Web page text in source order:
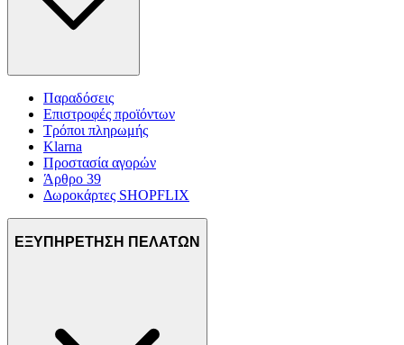
Παραδόσεις
Επιστροφές προϊόντων
Τρόποι πληρωμής
Klarna
Προστασία αγορών
Άρθρο 39
Δωροκάρτες SHOPFLIX
ΕΞΥΠΗΡΕΤΗΣΗ ΠΕΛΑΤΩΝ